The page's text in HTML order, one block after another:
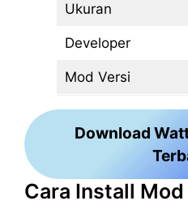
Ukuran
Developer
Mod Versi
Download
Cara Install